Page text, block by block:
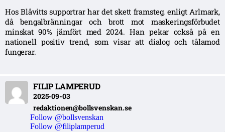
Hos Blåvitts supportrar har det skett framsteg, enligt Arlmark,
då bengalbränningar och brott mot maskeringsförbudet
minskat 90% jämfört med 2024. Han pekar också på en
nationell positiv trend, som visar att dialog och tålamod
fungerar.
FILIP LAMPERUD
2025-09-03
redaktionen@bollsvenskan.se
Follow @bollsvenskan
Follow @filiplamperud